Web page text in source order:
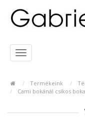
Termékeink
Cami bokánál csíkos